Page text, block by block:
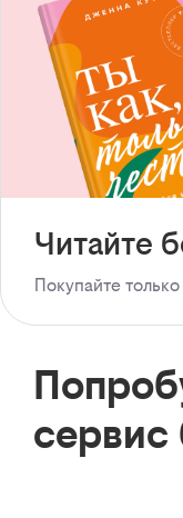
Читайте
Покупайте
сервис